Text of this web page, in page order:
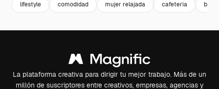
lifestyle comodidad mujer relajada cafeteria
La plataforma creativa para dirigir tu mejor trabajo. Más de un
millón de suscriptores entre creativos, empresas, agencias y